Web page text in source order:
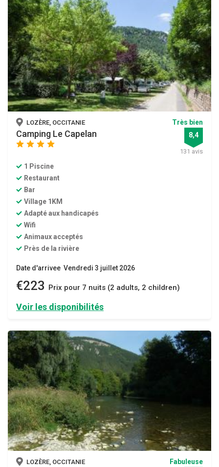
LOZÈRE, OCCITANIE
Camping Le Capelan
star star star
Très bien
8,4
131 avis
1 Piscine
Restaurant
Bar
Village 1KM
Adapté aux handicapés
Wifi
Animaux acceptés
Près de la rivière
Date d'arrivee Vendredi 3 juillet 2026
€223 Prix ​​pour 7 nuits (2 adults, 2 children)
Voir les disponibilités
LOZÈRE, OCCITANIE
Fabuleuse